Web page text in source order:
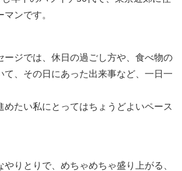
ンです。
ージでは、休日の過ごし方や、食べ物の
て、その日にあった出来事など、一日一
めたい私にとってはちょうどよいペース
りとりで、めちゃめちゃ盛り上がる、